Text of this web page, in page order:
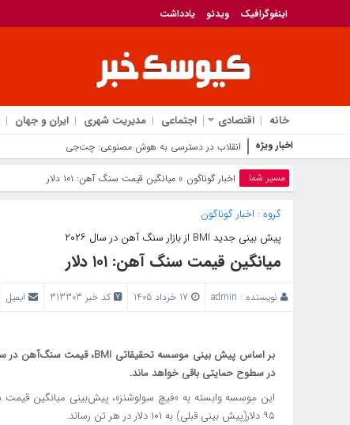
اینفوگرافیک ویدئو یادداشت
خانه اقتصادی اجتماعی مدیریت شهری ایران و جهان
اخبار ویژه انقلاب در دسترسی به هوش مصنوعی: چت‌جی‌پی‌تی برای همه ر
مسیر شما اخبار گوناگون » میانگین قیمت سنگ آهن: ۱۰۱ دلار
گروه : اخبار گوناگون
پیش بینی جدید BMI از بازار سنگ آهن در سال ۲۰۲۶
میانگین قیمت سنگ آهن: ۱۰۱ دلار
نویسنده : admin کد خبر 313303 ایمیل
در سطوح حمایتی باقی خواهد ماند.
۹۵ دلار(پیش بینی قبلی) به ۱۰۱ دلار در هر تن رساند.